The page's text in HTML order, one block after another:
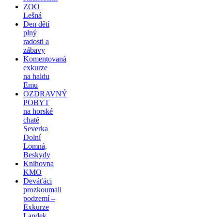
ZOO
Lešná
Den dětí
plný
radosti a
zábavy
Komentovaná
exkurze
na haldu
Emu
OZDRAVNÝ
POBYT
na horské
chatě
Severka
Dolní
Lomná,
Beskydy
Knihovna
KMO
Deváťáci
prozkoumali
podzemí –
Exkurze